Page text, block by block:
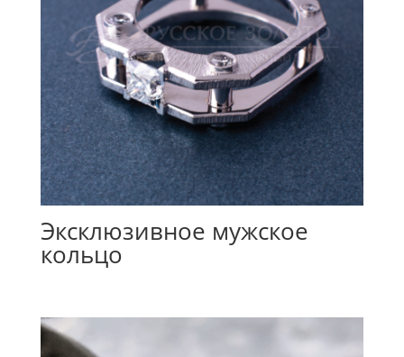
Эксклюзивное мужское
кольцо